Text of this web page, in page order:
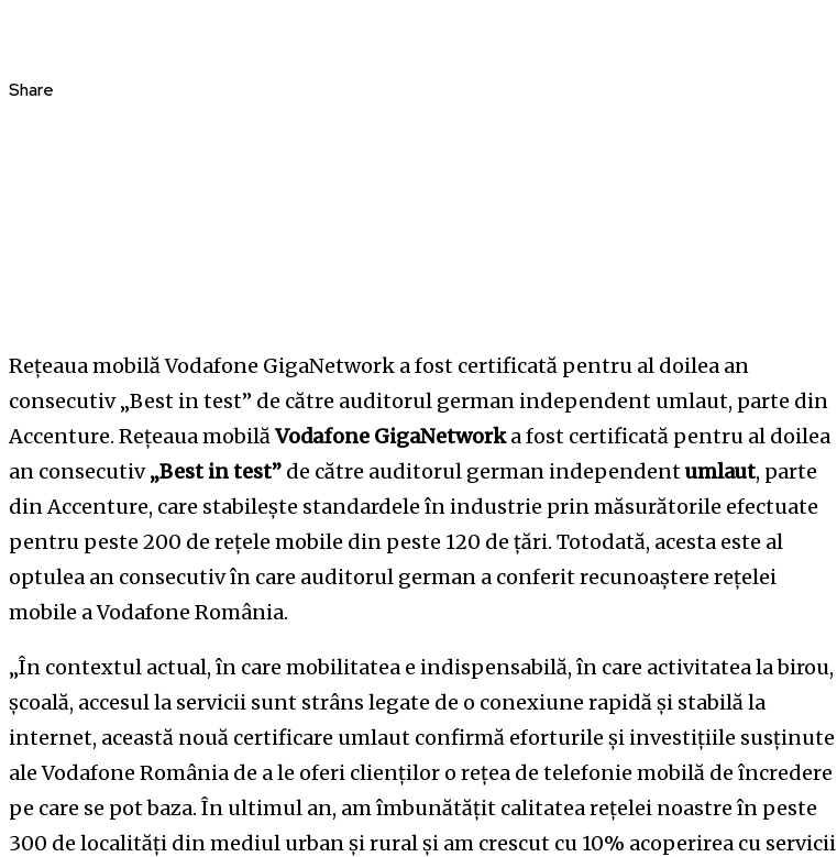
Share
Rețeaua mobilă Vodafone GigaNetwork a fost certificată pentru al doilea an
consecutiv „Best in test” de către auditorul german independent umlaut, parte din
Accenture. Rețeaua mobilăVodafone GigaNetworka fost certificată pentru al doilea
an consecutiv„Best in test” de către auditorul german independentumlaut, parte
din Accenture, care stabilește standardele în industrie prin măsurătorile efectuate
pentru peste 200 de rețele mobile din peste 120 de țări. Totodată, acesta este al
optulea an consecutiv în care auditorul german a conferit recunoaștere rețelei
mobile a Vodafone România.
„În contextul actual, în care mobilitatea e indispensabilă, în care activitatea la birou,
școală, accesul la servicii sunt strâns legate de o conexiune rapidă și stabilă la
internet, această nouă certificare umlaut confirmă eforturile și investițiile susținute
ale Vodafone România de a le oferi clienților o rețea de telefonie mobilă de încredere
pe care se pot baza. În ultimul an, am îmbunătățit calitatea rețelei noastre în peste
300 de localități din mediul urban și rural și am crescut cu 10% acoperirea cu servicii